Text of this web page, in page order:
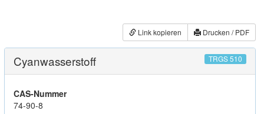
Link kopieren Drucken / PDF
Cyanwasserstoff TRGS 510
CAS-Nummer
74-90-8